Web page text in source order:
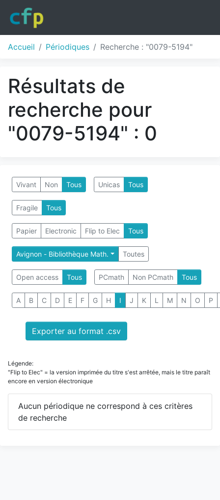
Accueil Périodiques Recherche : "0079-5194"
Résultats de
recherche pour
"0079-5194" : 0
Vivant Non Tous Unicas Tous
Fragile Tous
Papier Electronic Flip to Elec Tous
Avignon - Bibliothèque Math. Toutes
Open access Tous PCmath Non PCmath Tous
A B C D E F G H I J K L M N O P
Exporter au format .csv
Légende:
"Flip to Elec" = la version imprimée du titre s'est arrêtée, mais le titre paraît
encore en version électronique
Aucun périodique ne correspond à ces critères
de recherche